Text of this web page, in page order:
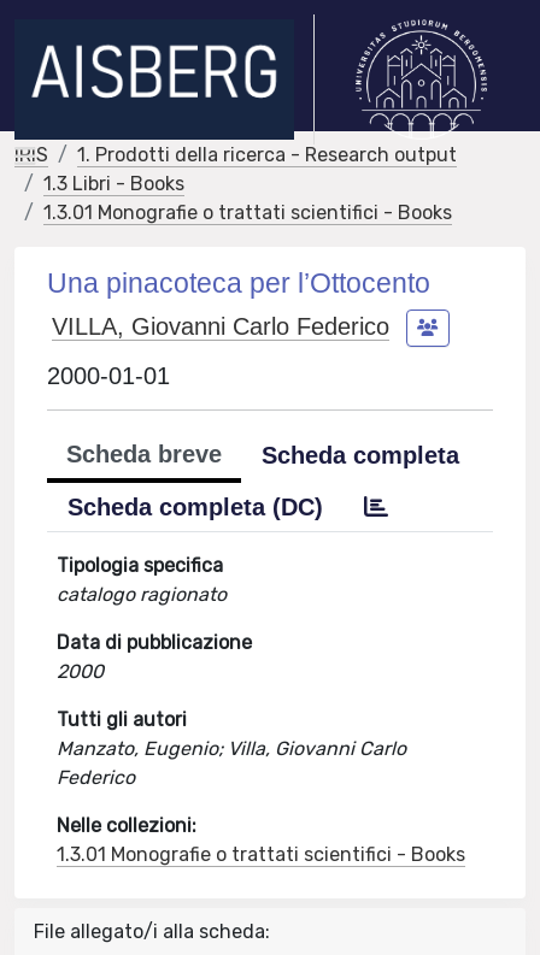
IRIS
1. Prodotti della ricerca - Research output
1.3 Libri - Books
1.3.01 Monografie o trattati scientifici - Books
Una pinacoteca per l’Ottocento
VILLA, Giovanni Carlo Federico
2000-01-01
Scheda breve
Scheda completa
Scheda completa (DC)
Tipologia specifica
catalogo ragionato
Data di pubblicazione
2000
Tutti gli autori
Manzato, Eugenio; Villa, Giovanni Carlo
Federico
Nelle collezioni:
1.3.01 Monografie o trattati scientifici - Books
File allegato/i alla scheda: